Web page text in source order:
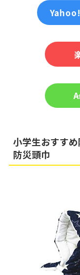
小学生おすす
防災頭巾